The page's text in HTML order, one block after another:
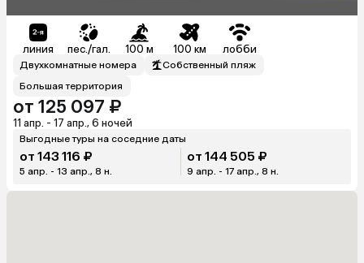
линия пес./гал. 100 м 100 км лобби
Двухкомнатные номера
Собственный пляж
Большая территория
от 125 097 ₽
11 апр. - 17 апр., 6 ночей
Выгодные туры на соседние даты
от 143 116 ₽
5 апр. - 13 апр., 8 н.
от 144 505 ₽
9 апр. - 17 апр., 8 н.